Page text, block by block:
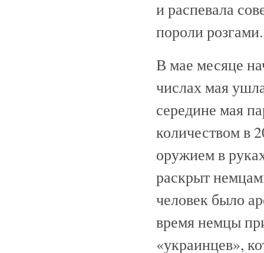
и распевала
пороли розгами.
В мае месяце
числах мая
середине мая
количеством в
оружием в
раскрыт
человек было
время немцы
«украинцев»,